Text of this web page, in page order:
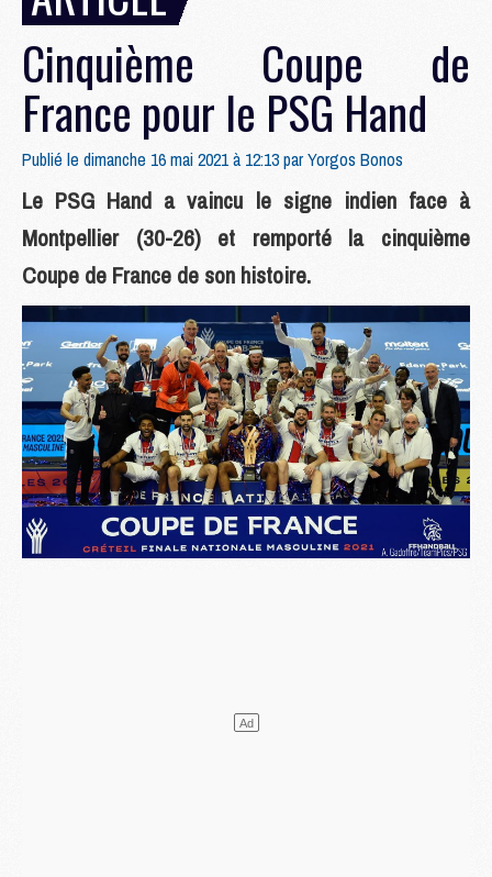
Cinquième Coupe de
France pour le PSG Hand
Publié le dimanche 16 mai 2021 à 12:13 parYorgos Bonos
Le PSG Hand a vaincu le signe indien face à
Montpellier (30-26) et remporté la cinquième
Coupe de France de son histoire.